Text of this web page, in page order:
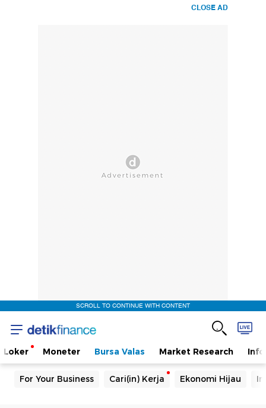
CLOSE AD
SCROLL TO CONTINUE WITH CONTENT
Loker Moneter Bursa Valas Market Research
For Your Business Cari(in) Kerja Ekonomi Hijau